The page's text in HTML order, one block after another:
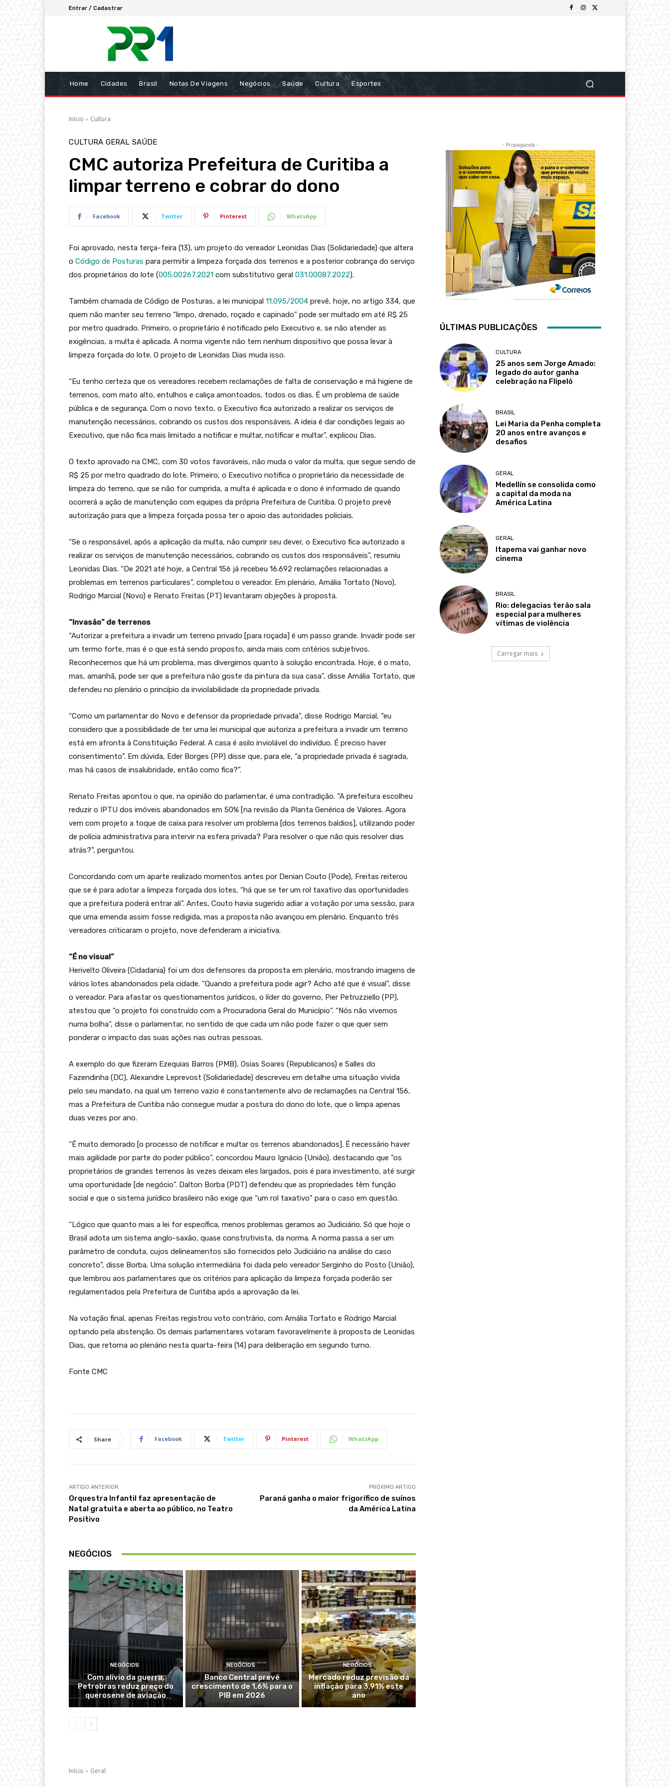
Entrar / Cadastrar
Home Cidades Brasil Notas De Viagens Negócios Saúde Cultura Esportes
Início Cultura
CULTURA GERAL SAÚDE
CMC autoriza Prefeitura de Curitiba a
limpar terreno e cobrar do dono
Facebook Twitter Pinterest WhatsApp
Foi aprovado, nesta terça-feira (13), um projeto do vereador Leonidas Dias (Solidariedade) que altera
o Código de Posturas para permitir a limpeza forçada dos terrenos e a posterior cobrança do serviço
dos proprietários do lote (005.00267.2021 com substitutivo geral 031.00087.2022).
Também chamada de Código de Posturas, a lei municipal 11.095/2004 prevê, hoje, no artigo 334, que
quem não manter seu terreno “limpo, drenado, roçado e capinado” pode ser multado em até R$ 25
por metro quadrado. Primeiro, o proprietário é notificado pelo Executivo e, se não atender as
exigências, a multa é aplicada. A norma vigente não tem nenhum dispositivo que possa levar à
limpeza forçada do lote. O projeto de Leonidas Dias muda isso.
“Eu tenho certeza que os vereadores recebem reclamações de falta de conservação e má higiene de
terrenos, com mato alto, entulhos e caliça amontoados, todos os dias. É um problema de saúde
pública e de segurança. Com o novo texto, o Executivo fica autorizado a realizar os serviços de
manutenção necessários, cobrando os custos dos responsáveis. A ideia é dar condições legais ao
Executivo, que não fica mais limitado a notificar e multar, notificar e multar”, explicou Dias.
O texto aprovado na CMC, com 30 votos favoráveis, não muda o valor da multa, que segue sendo de
R$ 25 por metro quadrado do lote. Primeiro, o Executivo notifica o proprietário da necessidade de
limpeza do terreno, que se não for cumprida, a multa é aplicada e o dono é informado de quando
ocorrerá a ação de manutenção com equipes da própria Prefeitura de Curitiba. O projeto prevê
autorização para que a limpeza forçada possa ter o apoio das autoridades policiais.
“Se o responsável, após a aplicação da multa, não cumprir seu dever, o Executivo fica autorizado a
realizar os serviços de manutenção necessários, cobrando os custos dos responsáveis”, resumiu
Leonidas Dias. “De 2021 até hoje, a Central 156 já recebeu 16.692 reclamações relacionadas a
problemas em terrenos particulares”, completou o vereador. Em plenário, Amália Tortato (Novo),
Rodrigo Marcial (Novo) e Renato Freitas (PT) levantaram objeções à proposta.
“Invasão” de terrenos
“Autorizar a prefeitura a invadir um terreno privado [para roçada] é um passo grande. Invadir pode ser
um termo forte, mas é o que está sendo proposto, ainda mais com critérios subjetivos.
Reconhecemos que há um problema, mas divergimos quanto à solução encontrada. Hoje, é o mato,
mas, amanhã, pode ser que a prefeitura não goste da pintura da sua casa”, disse Amália Tortato, que
defendeu no plenário o princípio da inviolabilidade da propriedade privada.
“Como um parlamentar do Novo e defensor da propriedade privada”, disse Rodrigo Marcial, “eu
considero que a possibilidade de ter uma lei municipal que autoriza a prefeitura a invadir um terreno
está em afronta à Constituição Federal. A casa é asilo inviolável do indivíduo. É preciso haver
consentimento”. Em dúvida, Eder Borges (PP) disse que, para ele, “a propriedade privada é sagrada,
mas há casos de insalubridade, então como fica?”.
Renato Freitas apontou o que, na opinião do parlamentar, é uma contradição. “A prefeitura escolheu
reduzir o IPTU dos imóveis abandonados em 50% [na revisão da Planta Genérica de Valores. Agora
vem com projeto a toque de caixa para resolver um problema [dos terrenos baldios], utilizando poder
de polícia administrativa para intervir na esfera privada? Para resolver o que não quis resolver dias
atrás?”, perguntou.
Concordando com um aparte realizado momentos antes por Denian Couto (Pode), Freitas reiterou
que se é para adotar a limpeza forçada dos lotes, “há que se ter um rol taxativo das oportunidades
que a prefeitura poderá entrar ali”. Antes, Couto havia sugerido adiar a votação por uma sessão, para
que uma emenda assim fosse redigida, mas a proposta não avançou em plenário. Enquanto três
vereadores criticaram o projeto, nove defenderam a iniciativa.
“É no visual”
Herivelto Oliveira (Cidadania) foi um dos defensores da proposta em plenário, mostrando imagens de
vários lotes abandonados pela cidade. “Quando a prefeitura pode agir? Acho até que é visual”, disse
o vereador. Para afastar os questionamentos jurídicos, o líder do governo, Pier Petruzziello (PP),
atestou que “o projeto foi construído com a Procuradoria Geral do Município”. “Nós não vivemos
numa bolha”, disse o parlamentar, no sentido de que cada um não pode fazer o que quer sem
ponderar o impacto das suas ações nas outras pessoas.
A exemplo do que fizeram Ezequias Barros (PMB), Osias Soares (Republicanos) e Salles do
Fazendinha (DC), Alexandre Leprevost (Solidariedade) descreveu em detalhe uma situação vivida
pelo seu mandato, na qual um terreno vazio é constantemente alvo de reclamações na Central 156,
mas a Prefeitura de Curitiba não consegue mudar a postura do dono do lote, que o limpa apenas
duas vezes por ano.
“É muito demorado [o processo de notificar e multar os terrenos abandonados]. É necessário haver
mais agilidade por parte do poder público”, concordou Mauro Ignácio (União), destacando que “os
proprietários de grandes terrenos às vezes deixam eles largados, pois é para investimento, até surgir
uma oportunidade [de negócio”. Dalton Borba (PDT) defendeu que as propriedades têm função
social e que o sistema jurídico brasileiro não exige que “um rol taxativo” para o caso em questão.
“Lógico que quanto mais a lei for específica, menos problemas geramos ao Judiciário. Só que hoje o
Brasil adota um sistema anglo-saxão, quase construtivista, da norma. A norma passa a ser um
parâmetro de conduta, cujos delineamentos são fornecidos pelo Judiciário na análise do caso
concreto”, disse Borba. Uma solução intermediária foi dada pelo vereador Serginho do Posto (União),
que lembrou aos parlamentares que os critérios para aplicação da limpeza forçada poderão ser
regulamentados pela Prefeitura de Curitiba após a aprovação da lei.
Na votação final, apenas Freitas registrou voto contrário, com Amália Tortato e Rodrigo Marcial
optando pela abstenção. Os demais parlamentares votaram favoravelmente à proposta de Leonidas
Dias, que retorna ao plenário nesta quarta-feira (14) para deliberação em segundo turno.
Fonte CMC
Share Facebook Twitter Pinterest WhatsApp
ARTIGO ANTERIOR
Orquestra Infantil faz apresentação de
Natal gratuita e aberta ao público, no Teatro
Positivo
PRÓXIMO ARTIGO
Paraná ganha o maior frigorífico de suínos
da América Latina
NEGÓCIOS
NEGÓCIOS
Com alívio da guerra,
Petrobras reduz preço do
querosene de aviação
NEGÓCIOS
Banco Central prevê
crescimento de 1,6% para o
PIB em 2026
NEGÓCIOS
Mercado reduz previsão da
inflação para 3,91% este
ano
- Propaganda -
ÚLTIMAS PUBLICAÇÕES
CULTURA
25 anos sem Jorge Amado:
legado do autor ganha
celebração na Flipelô
BRASIL
Lei Maria da Penha completa
20 anos entre avanços e
desafios
GERAL
Medellín se consolida como
a capital da moda na
América Latina
GERAL
Itapema vai ganhar novo
cinema
BRASIL
Rio: delegacias terão sala
especial para mulheres
vítimas de violência
Carregar mais